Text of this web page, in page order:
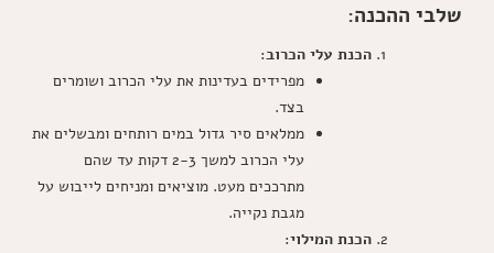
שלבי ההכנה:
הכנת עלי הכרוב:
מפרידים בעדינות את עלי הכרוב ושומרים
בצד.
ממלאים סיר גדול במים רותחים ומבשלים את
עלי הכרוב למשך 2-3 דקות עד שהם
מתרככים מעט. מוציאים ומניחים לייבוש על
מגבת נקייה.
הכנת המילוי: